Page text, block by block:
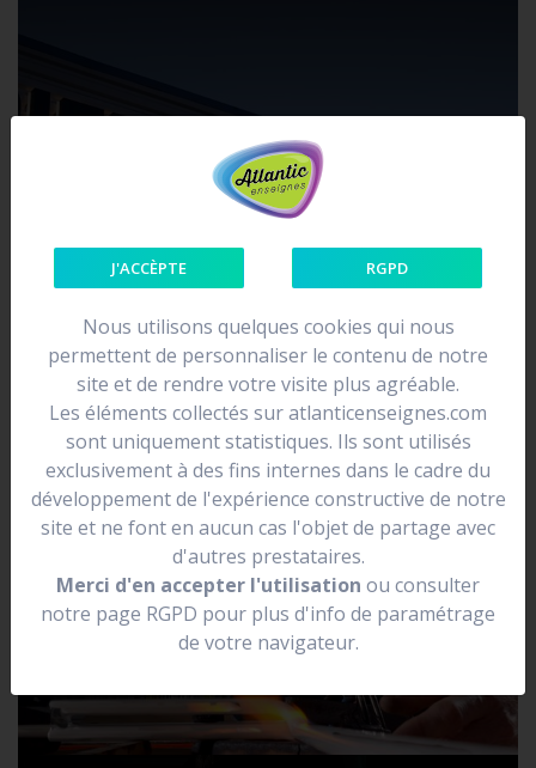
J'ACCÈPTE RGPD
Nous utilisons quelques cookies qui nous
permettent de personnaliser le contenu de notre
site et de rendre votre visite plus agréable.
Les éléments collectés sur atlanticenseignes.com
sont uniquement statistiques. Ils sont utilisés
exclusivement à des fins internes dans le cadre du
développement de l'expérience constructive de notre
site et ne font en aucun cas l'objet de partage avec
d'autres prestataires.
Merci d'en accepter l'utilisation ou consulter
notre page RGPD pour plus d'info de paramétrage
de votre navigateur.